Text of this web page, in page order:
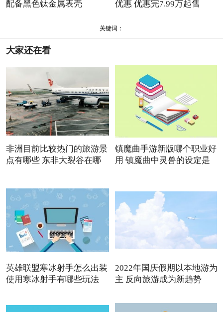
配备黑色钛金属表壳
优惠 优惠完7.99万起售
关键词：
大家还在看
非洲目前比较热门的旅游景
点有哪些 东非大裂谷在哪
镇魔曲手游新版哪个职业好
用 镇魔曲中灵兽的设定是
英雄联盟寒冰射手怎么出装
使用寒冰射手有哪些玩法
2022年国庆假期以本地游为
主 反向旅游成为新趋势